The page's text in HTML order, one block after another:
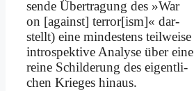
sen­de Über­tra­gung des »War
on [against] terror[ism]« dar­
stellt) ei­ne min­de­stens teil­wei­se
in­tro­spek­ti­ve Ana­ly­se über ei­ne
rei­ne Schil­de­rung des ei­gent­li­
chen Krie­ges hin­aus.